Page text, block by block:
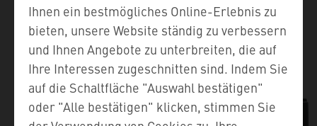
Ihnen ein bestmögliches Online-Erlebnis zu
bieten, unsere Website ständig zu verbessern
und Ihnen Angebote zu unterbreiten, die auf
Ihre Interessen zugeschnitten sind. Indem Sie
auf die Schaltfläche "Auswahl bestätigen"
oder "Alle bestätigen" klicken, stimmen Sie